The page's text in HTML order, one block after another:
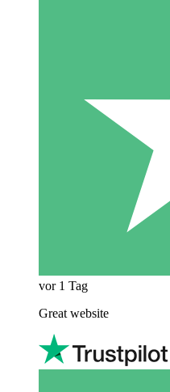
vor 1 Tag
Great website